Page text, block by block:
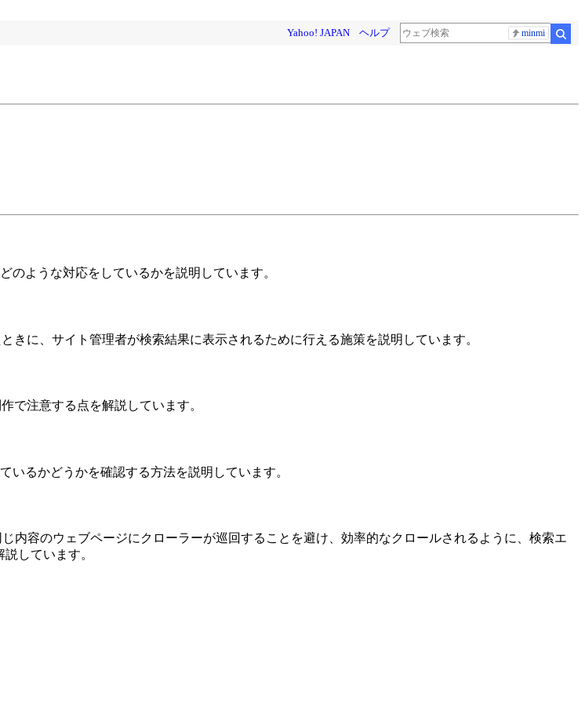
Yahoo! JAPAN ヘルプ minmi
のような対応をしているかを説明しています。
に、サイト管理者が検索結果に表示されるために行える施策を説明しています。
で注意する点を解説しています。
いるかどうかを確認する方法を説明しています。
内容のウェブページにクローラーが巡回することを避け、効率的なクロールされるように、検索エ
しています。